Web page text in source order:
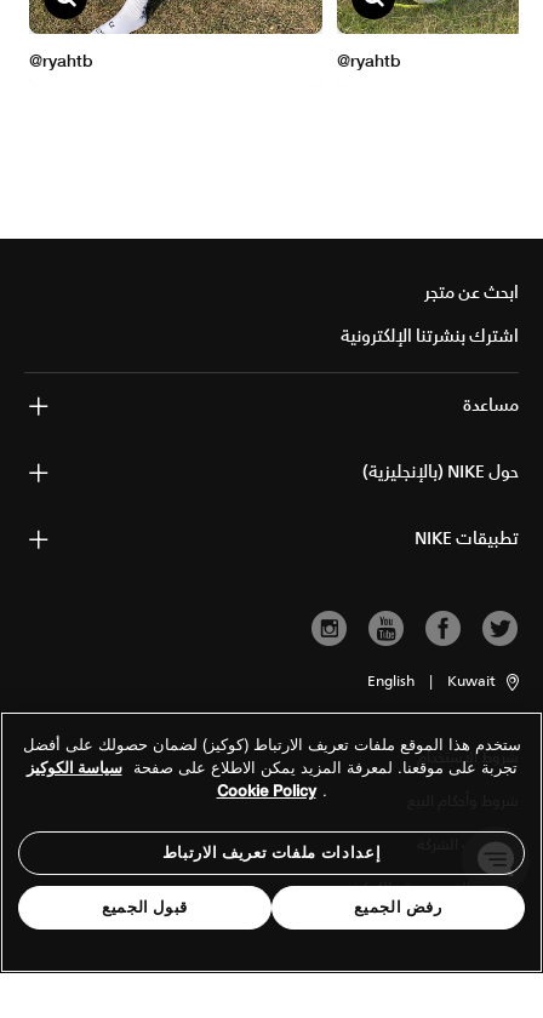
ابحث عن متجر
اشترك بنشرتنا الإلكترونية
مساعدة
حول NIKE (بالإنجليزية)
تطبيقات NIKE
Kuwait
|
English
شروط الاستخدام
معلومات الشركة
سياسة الخصوصية والكوكيز
ستخدم هذا الموقع ملفات تعريف الارتباط (كوكيز) لضمان حصولك على أفضل
تجربة على موقعنا. لمعرفة المزيد يمكن الاطلاع على صفحة سياسة الكوكيز
.
Cookie Policy
إعدادات ملفات تعريف الارتباط
رفض الجميع قبول الجميع